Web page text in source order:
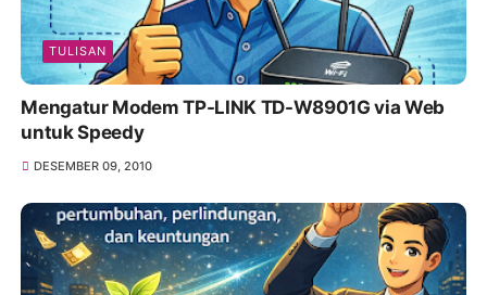
TULISAN
Mengatur Modem TP-LINK TD-W8901G via Web
untuk Speedy
DESEMBER 09, 2010